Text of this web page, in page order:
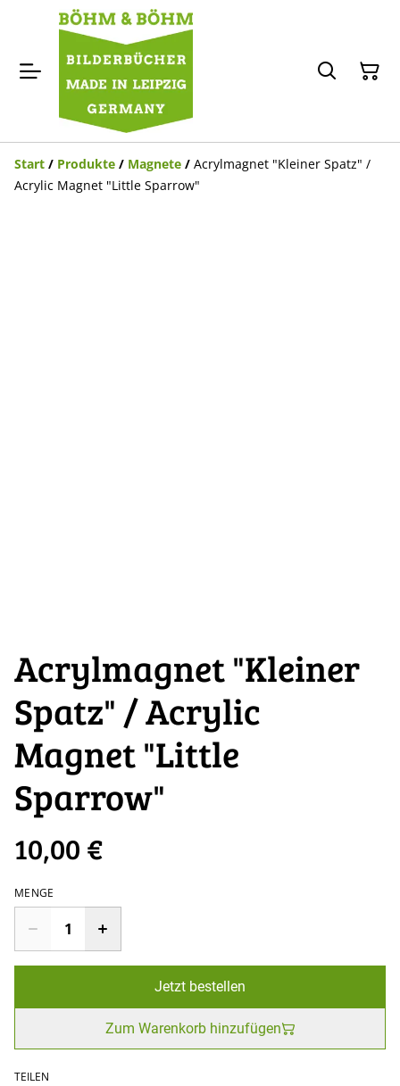
Start / Produkte / Magnete / Acrylmagnet "Kleiner Spatz" /
Acrylic Magnet "Little Sparrow"
Acrylmagnet "Kleiner
Spatz" / Acrylic
Magnet "Little
Sparrow"
10,00 €
MENGE
Jetzt bestellen
Zum Warenkorb hinzufügen
TEILEN